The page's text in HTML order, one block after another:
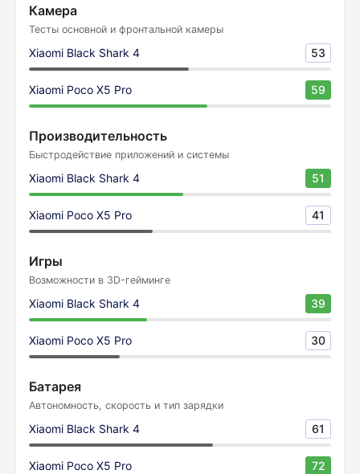
Камера
Тесты основной и фронтальной камеры
Xiaomi Black Shark 4 53
Xiaomi Poco X5 Pro 59
Производительность
Быстродействие приложений и системы
Xiaomi Black Shark 4 51
Xiaomi Poco X5 Pro 41
Игры
Возможности в 3D-гейминге
Xiaomi Black Shark 4 39
Xiaomi Poco X5 Pro 30
Батарея
Автономность, скорость и тип зарядки
Xiaomi Black Shark 4 61
Xiaomi Poco X5 Pro 72